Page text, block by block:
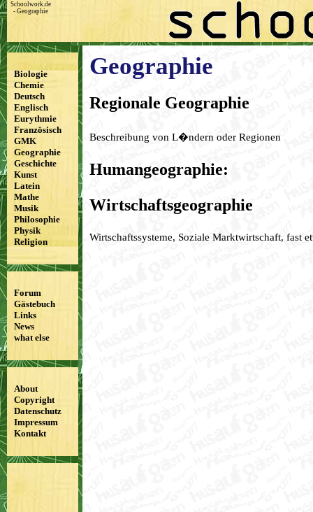
Schoolwork.de
- Geographie
Biologie
Chemie
Deutsch
Englisch
Eurythmie
Französisch
GMK
Geographie
Geschichte
Kunst
Latein
Mathe
Musik
Philosophie
Physik
Religion
Forum
Gästebuch
Links
News
what else
About
Copyright
Datenschutz
Impressum
Kontakt
Geographie
Regionale Geographie
Beschreibung von L�ndern oder Regionen
Humangeographie:
Wirtschaftsgeographie
Wirtschaftssysteme, Soziale Marktwirtschaft, fast